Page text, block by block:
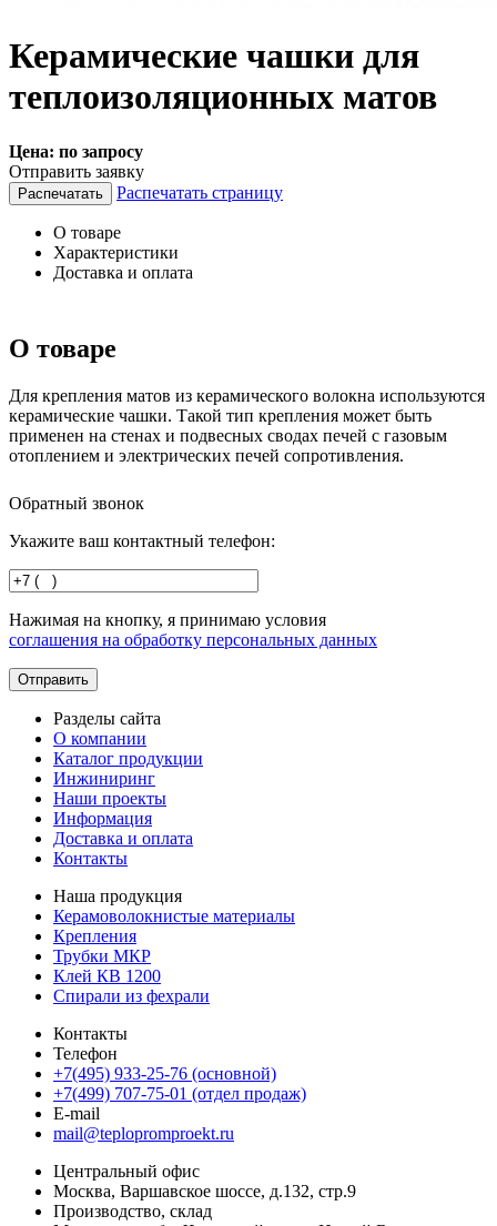
Керамические чашки для
теплоизоляционных матов
Цена: по запросу
Отправить заявку
Распечатать страницу
О товаре
Характеристики
Доставка и оплата
О товаре
Для крепления матов из керамического волокна используются
керамические чашки. Такой тип крепления может быть
применен на стенах и подвесных сводах печей с газовым
отоплением и электрических печей сопротивления.
Обратный звонок
Укажите ваш контактный телефон:
Нажимая на кнопку, я принимаю условия
соглашения на обработку персональных данных
Разделы сайта
О компании
Каталог продукции
Инжиниринг
Наши проекты
Информация
Доставка и оплата
Контакты
Наша продукция
Керамоволокнистые материалы
Крепления
Трубки МКР
Клей КВ 1200
Спирали из фехрали
Контакты
Телефон
+7(495) 933-25-76 (основной)
+7(499) 707-75-01 (отдел продаж)
E-mail
mail@teplopromproekt.ru
Центральный офис
Москва, Варшавское шоссе, д.132, стр.9
Производство, склад